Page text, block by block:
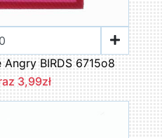
BIRDS 6715o8
3,99zł